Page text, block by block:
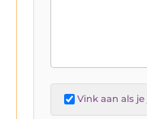
Vink aan als je